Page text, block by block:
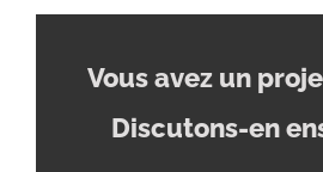
Vous avez un
Discutons-en